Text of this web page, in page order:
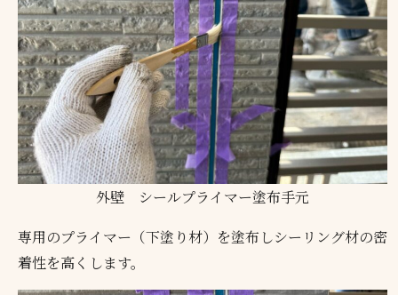
外壁 シールプライマー塗布手元
専用のプライマー（下塗り材）を塗布しシーリング材の密
着性を高くします。